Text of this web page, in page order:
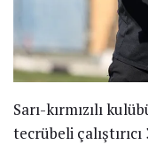
Sarı-kırmızılı
tecrübeli